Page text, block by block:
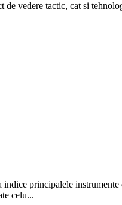
de vedere tactic, cat si
principalele
celu...